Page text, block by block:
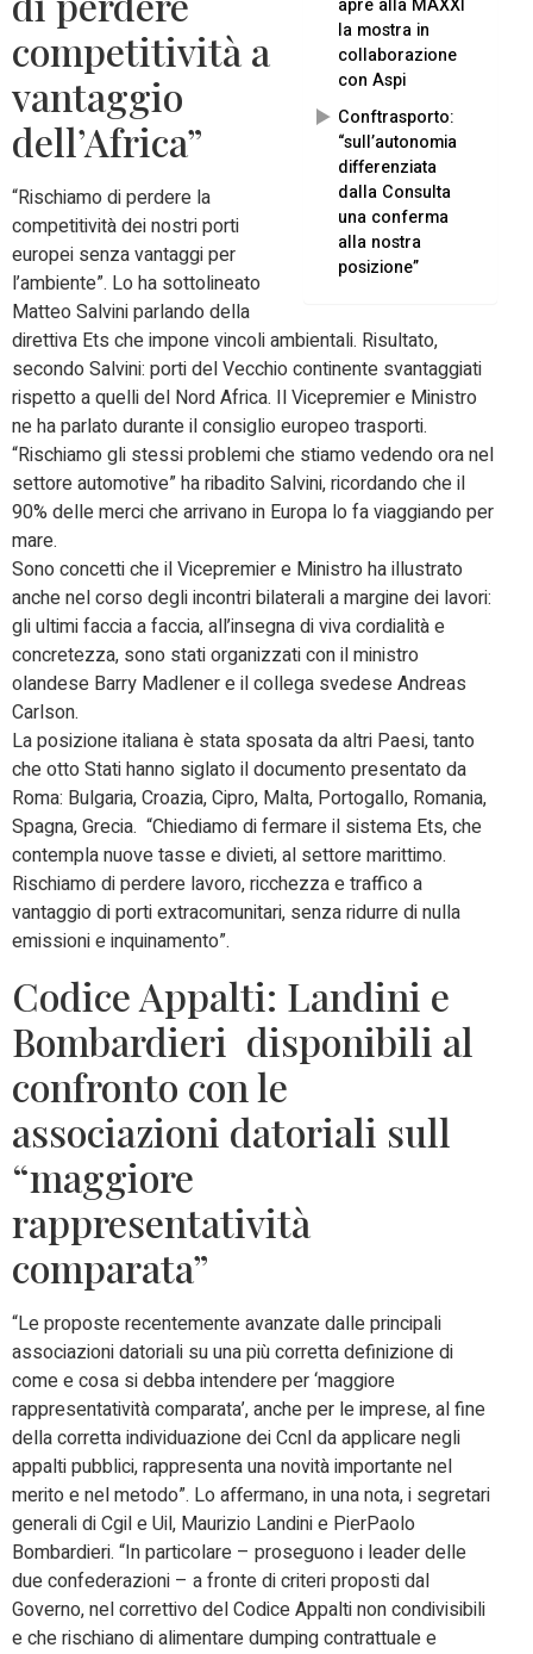
apre alla MAXXI
la mostra in
collaborazione
con Aspi
Conftrasporto:
“sull’autonomia
differenziata
dalla Consulta
una conferma
alla nostra
posizione”
competitività a
vantaggio
dell’Africa”
“Rischiamo di perdere la
competitività dei nostri porti
europei senza vantaggi per
l’ambiente”. Lo ha sottolineato
Matteo Salvini parlando della
direttiva Ets che impone vincoli ambientali. Risultato,
secondo Salvini: porti del Vecchio continente svantaggiati
rispetto a quelli del Nord Africa. Il Vicepremier e Ministro
ne ha parlato durante il consiglio europeo trasporti.
“Rischiamo gli stessi problemi che stiamo vedendo ora nel
settore automotive” ha ribadito Salvini, ricordando che il
90% delle merci che arrivano in Europa lo fa viaggiando per
mare.
Sono concetti che il Vicepremier e Ministro ha illustrato
anche nel corso degli incontri bilaterali a margine dei lavori:
gli ultimi faccia a faccia, all’insegna di viva cordialità e
concretezza, sono stati organizzati con il ministro
olandese Barry Madlener e il collega svedese Andreas
Carlson.
La posizione italiana è stata sposata da altri Paesi, tanto
che otto Stati hanno siglato il documento presentato da
Roma: Bulgaria, Croazia, Cipro, Malta, Portogallo, Romania,
Spagna, Grecia. “Chiediamo di fermare il sistema Ets, che
contempla nuove tasse e divieti, al settore marittimo.
Rischiamo di perdere lavoro, ricchezza e traffico a
vantaggio di porti extracomunitari, senza ridurre di nulla
emissioni e inquinamento”.
Codice Appalti: Landini e
Bombardieri disponibili al
confronto con le
associazioni datoriali sull
“maggiore
rappresentatività
comparata”
“Le proposte recentemente avanzate dalle principali
associazioni datoriali su una più corretta definizione di
come e cosa si debba intendere per ‘maggiore
rappresentatività comparata’, anche per le imprese, al fine
della corretta individuazione dei Ccnl da applicare negli
appalti pubblici, rappresenta una novità importante nel
merito e nel metodo”. Lo affermano, in una nota, i segretari
generali di Cgil e Uil, Maurizio Landini e PierPaolo
Bombardieri. “In particolare – proseguono i leader delle
due confederazioni – a fronte di criteri proposti dal
Governo, nel correttivo del Codice Appalti non condivisibili
e che rischiano di alimentare dumping contrattuale e